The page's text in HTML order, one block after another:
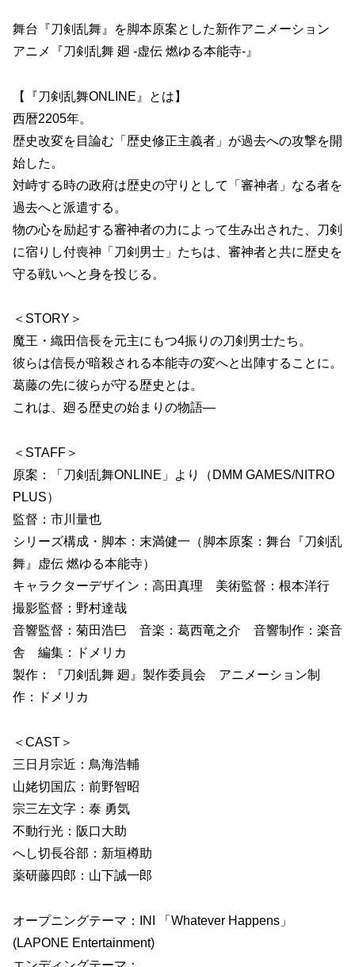
舞台『刀剣乱舞』を脚本原案とした新作アニメーション
アニメ『刀剣乱舞 廻 -虚伝 燃ゆる本能寺-』
【『刀剣乱舞ONLINE』とは】
西暦2205年。
歴史改変を目論む「歴史修正主義者」が過去への攻撃を開
始した。
対峙する時の政府は歴史の守りとして「審神者」なる者を
過去へと派遣する。
物の心を励起する審神者の力によって生み出された、刀剣
に宿りし付喪神「刀剣男士」たちは、審神者と共に歴史を
守る戦いへと身を投じる。
＜STORY＞
魔王・織田信長を元主にもつ4振りの刀剣男士たち。
彼らは信長が暗殺される本能寺の変へと出陣することに。
葛藤の先に彼らが守る歴史とは。
これは、廻る歴史の始まりの物語―
＜STAFF＞
原案：「刀剣乱舞ONLINE」より（DMM GAMES/NITRO
PLUS）
監督：市川量也
シリーズ構成・脚本：末満健一（脚本原案：舞台『刀剣乱
舞』虚伝 燃ゆる本能寺）
キャラクターデザイン：高田真理 美術監督：根本洋行
撮影監督：野村達哉
音響監督：菊田浩巳 音楽：葛西竜之介 音響制作：楽音
舎 編集：ドメリカ
製作：『刀剣乱舞 廻』製作委員会 アニメーション制
作：ドメリカ
＜CAST＞
三日月宗近：鳥海浩輔
山姥切国広：前野智昭
宗三左文字：泰 勇気
不動行光：阪口大助
へし切長谷部：新垣樽助
薬研藤四郎：山下誠一郎
オープニングテーマ：INI 「Whatever Happens」
(LAPONE Entertainment)